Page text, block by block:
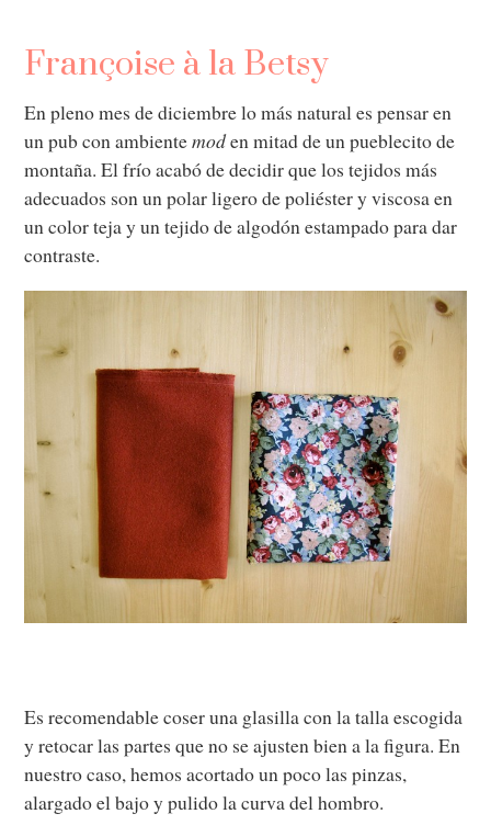
Françoise à la Betsy
En pleno mes de diciembre lo más natural es pensar en
un pub con ambientemoden mitad de un pueblecito de
montaña. El frío acabó de decidir que los tejidos más
adecuados son un polar ligero de poliéster y viscosa en
un color teja y un tejido de algodón estampado para dar
contraste.
Es recomendable coser una glasilla con la talla escogida
y retocar las partes que no se ajusten bien a la figura. En
nuestro caso, hemos acortado un poco las pinzas,
alargado el bajo y pulido la curva del hombro.